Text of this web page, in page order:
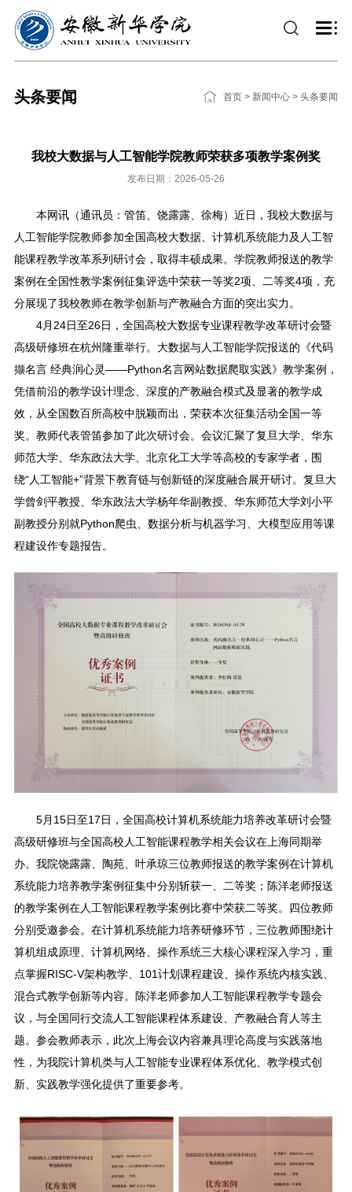
头条要闻 首页 > 新闻中心 >头条要闻
我校大数据与人工智能学院教师荣获多项教学案例奖
发布日期：2026-05-26
本网讯（通讯员：管笛、饶露露、徐梅）近日，我校大数据与
人工智能学院教师参加全国高校大数据、计算机系统能力及人工智
能课程教学改革系列研讨会，取得丰硕成果。学院教师报送的教学
案例在全国性教学案例征集评选中荣获一等奖2项、二等奖4项，充
分展现了我校教师在教学创新与产教融合方面的突出实力。
4月24日至26日，全国高校大数据专业课程教学改革研讨会暨
高级研修班在杭州隆重举行。大数据与人工智能学院报送的《代码
撷名言 经典润心灵——Python名言网站数据爬取实践》教学案例，
凭借前沿的教学设计理念、深度的产教融合模式及显著的教学成
效，从全国数百所高校中脱颖而出，荣获本次征集活动全国一等
奖。教师代表管笛参加了此次研讨会。会议汇聚了复旦大学、华东
师范大学、华东政法大学、北京化工大学等高校的专家学者，围
绕“人工智能+”背景下教育链与创新链的深度融合展开研讨。复旦大
学曾剑平教授、华东政法大学杨年华副教授、华东师范大学刘小平
副教授分别就Python爬虫、数据分析与机器学习、大模型应用等课
程建设作专题报告。
5月15日至17日，全国高校计算机系统能力培养改革研讨会暨
高级研修班与全国高校人工智能课程教学相关会议在上海同期举
办。我院饶露露、陶苑、叶承琼三位教师报送的教学案例在计算机
系统能力培养教学案例征集中分别斩获一、二等奖；陈洋老师报送
的教学案例在人工智能课程教学案例比赛中荣获二等奖。四位教师
分别受邀参会。在计算机系统能力培养研修环节，三位教师围绕计
算机组成原理、计算机网络、操作系统三大核心课程深入学习，重
点掌握RISC-V架构教学、101计划课程建设、操作系统内核实践、
混合式教学创新等内容。陈洋老师参加人工智能课程教学专题会
议，与全国同行交流人工智能课程体系建设、产教融合育人等主
题。参会教师表示，此次上海会议内容兼具理论高度与实践落地
性，为我院计算机类与人工智能专业课程体系优化、教学模式创
新、实践教学强化提供了重要参考。